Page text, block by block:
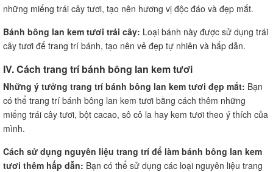
những miếng trái cây tươi, tạo nên hương vị độc đáo và đẹp mắt.
Bánh bông lan kem tươi trái cây: Loại bánh này được sử dụng trái
cây tươi để trang trí bánh, tạo nên vẻ đẹp tự nhiên và hấp dẫn.
IV. Cách trang trí bánh bông lan kem tươi
Những ý tưởng trang trí bánh bông lan kem tươi đẹp mắt: Bạn
có thể trang trí bánh bông lan kem tươi bằng cách thêm những
miếng trái cây tươi, bột cacao, sô cô la hay kem tươi theo ý thích của
mình.
Cách sử dụng nguyên liệu trang trí để làm bánh bông lan kem
tươi thêm hấp dẫn: Bạn có thể sử dụng các loại nguyên liệu trang